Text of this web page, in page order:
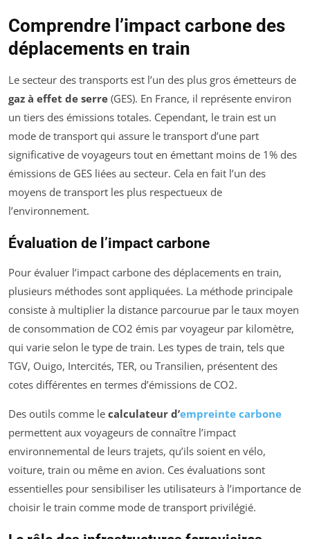
Comprendre l’impact carbone des
déplacements en train
Le secteur des transports est l’un des plus gros émetteurs de
gaz à effet de serre (GES). En France, il représente environ
un tiers des émissions totales. Cependant, le train est un
mode de transport qui assure le transport d’une part
significative de voyageurs tout en émettant moins de 1% des
émissions de GES liées au secteur. Cela en fait l’un des
moyens de transport les plus respectueux de
l’environnement.
Évaluation de l’impact carbone
Pour évaluer l’impact carbone des déplacements en train,
plusieurs méthodes sont appliquées. La méthode principale
consiste à multiplier la distance parcourue par le taux moyen
de consommation de CO2 émis par voyageur par kilomètre,
qui varie selon le type de train. Les types de train, tels que
TGV, Ouigo, Intercités, TER, ou Transilien, présentent des
cotes différentes en termes d’émissions de CO2.
Des outils comme le calculateur d’empreinte carbone
permettent aux voyageurs de connaître l’impact
environnemental de leurs trajets, qu’ils soient en vélo,
voiture, train ou même en avion. Ces évaluations sont
essentielles pour sensibiliser les utilisateurs à l’importance de
choisir le train comme mode de transport privilégié.